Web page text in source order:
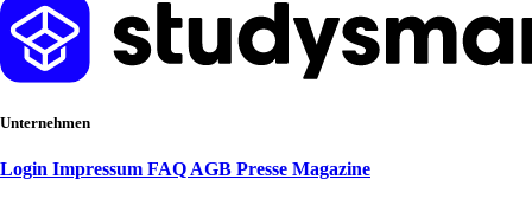
Unternehmen
Login Impressum FAQ AGB Presse Magazine